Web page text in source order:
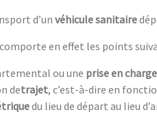
d’un véhicule sanitaire
en effet les points
ou une prise en charge
detrajet, c’est-à-dire en
du lieu de départ au lieu